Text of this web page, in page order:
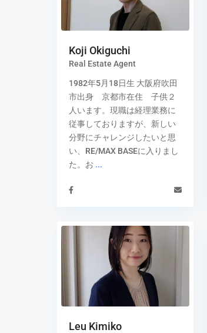
Koji Okiguchi
Real Estate Agent
1982年5月18日生 大阪府吹田
市出身 京都市在住 子供２
人います。現職は経理業務に
従事しておりますが、新しい
分野にチャレンジしたいと思
い、RE/MAX BASEに入りまし
た。お ...
Leu Kimiko